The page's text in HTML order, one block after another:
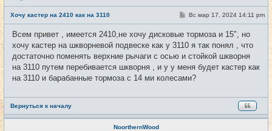
т
и
Хочу кастер на 2410 как на 3110 #1
С
б
щ
н
и
Вс мар 17, 2024 14:11 pm
Всем привет , имеется 2410,не хочу дисковые тормоза и 15", но
хочу кастер на шкворневой подвеске как у 3110 я так понял , что
достаточно поменять верхние рычаги с осью и стойкой шкворня
на 3110 путем перебивается шкворня , и у у меня будет кастер как
на 3110 и барабанные тормоза с 14 ми колесами?
Вернуться к началу
NoorthernWood